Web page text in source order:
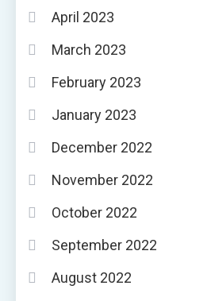
April 2023
March 2023
February 2023
January 2023
December 2022
November 2022
October 2022
September 2022
August 2022